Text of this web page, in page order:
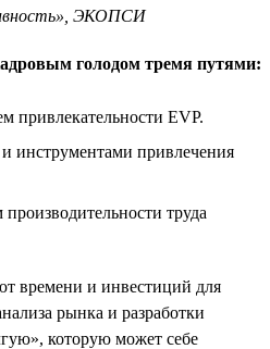
ЭКОПСИ
голодом тремя путями:
привлекательности EVP.
и инструментами привлечения
труда
времени и инвестиций для
рынка и разработки
которую может себе